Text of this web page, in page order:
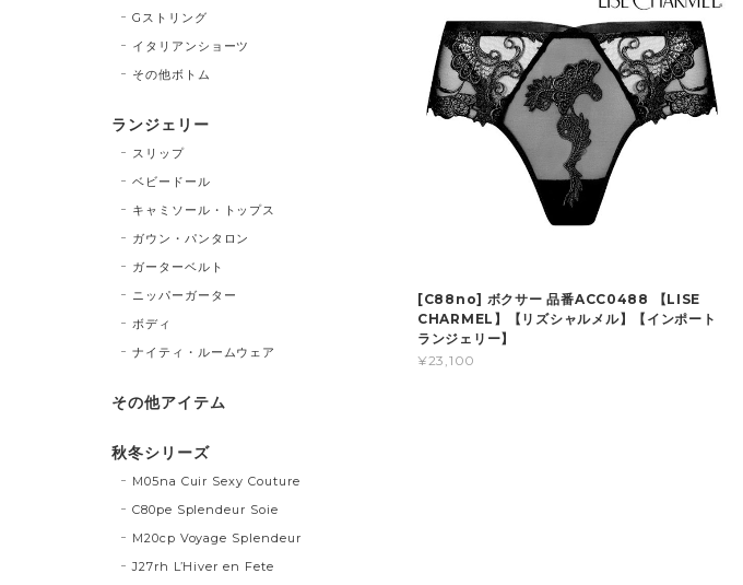
[C88no] ボクサー 品番ACC0488 【LISE
CHARMEL】【リズシャルメル】【インポート
ランジェリー】
¥23,100
Gストリング
イタリアンショーツ
その他ボトム
ランジェリー
スリップ
ベビードール
キャミソール・トップス
ガウン・パンタロン
ガーターベルト
ニッパーガーター
ボディ
ナイティ・ルームウェア
その他アイテム
秋冬シリーズ
M05na Cuir Sexy Couture
C80pe Splendeur Soie
M20cp Voyage Splendeur
J27rh L’Hiver en Fete